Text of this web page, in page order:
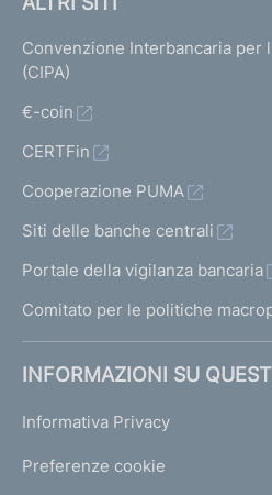
Convenzione Interbancaria per
(CIPA)
€-coin
CERTFin
Cooperazione PUMA
Siti delle banche centrali
Portale della vigilanza bancaria
Comitato per le politiche
INFORMAZIONI SU
Informativa Privacy
Preferenze cookie